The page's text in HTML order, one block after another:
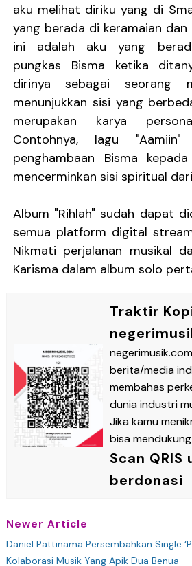
aku melihat diriku yang di
yang berada di keramaian
ini adalah aku yang
pungkas Bisma ketika
dirinya sebagai seorang
menunjukkan sisi yang
merupakan karya
Contohnya, lagu "Aamiin"
penghambaan Bisma
mencerminkan sisi spiritual
Album "Rihlah" sudah dapat
semua platform digital
Nikmati perjalanan musikal
Karisma dalam album solo
Traktir
berita/media
membahas
dunia industri
Jika kamu
bisa
Scan QRIS
berdonasi
Newer Article
Daniel Pattinama Persembahkan Single
Kolaborasi Musik Yang Apik Dua Benua